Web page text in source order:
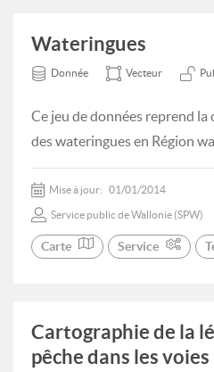
Wateringues
Donnée Vecteur
Ce jeu de données reprend
des wateringues en Région
Mise à jour: 01/01/2014
Service public de Wallonie (SPW)
Carte Service
Cartographie de la
pêche dans les